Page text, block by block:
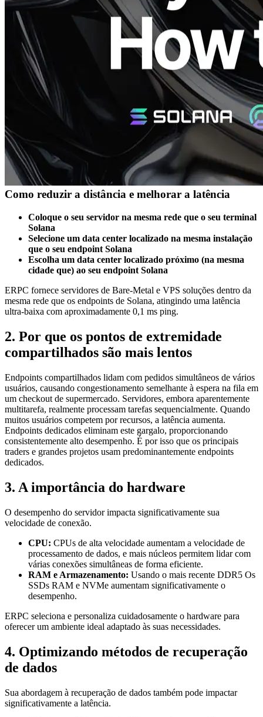
1. Distância é o Culprit Principal
Embora a internet possa parecer instantânea, a distância física
impacta significativamente a latência.
Os dados viajam entre servidores e seu dispositivo através de cabos
físicos ou redes sem fio, muito parecido com carros que viajam em
estradas. Mesmo com fibra óptica de alta velocidade, o aumento da
distância leva inevitavelmente a maior latência e perda potencial de
As empresas financeiras frequentemente reduzem as distâncias
dentro dos data centers até centímetros para aumentar o
desempenho, demonstrando a proximidade crucial. A opinião dos
nossos clientes indica que, embora um "ping de 10ms" possa
parecer rápido, qualquer coisa acima de "ping 1ms" é geralmente
considerada insuficiente para aplicações práticas.
Como reduzir a distância e melhorar a latência
Coloque o seu servidor na mesma rede que o seu terminal
Solana
Selecione um data center localizado na mesma instalação
que o seu endpoint Solana
Escolha um data center localizado próximo (na mesma
cidade que) ao seu endpoint Solana
ERPC fornece servidores de Bare-Metal e VPS soluções dentro da
mesma rede que os endpoints de Solana, atingindo uma latência
ultra-baixa com aproximadamente 0,1 ms ping.
2. Por que os pontos de extremidade
compartilhados são mais lentos
Endpoints compartilhados lidam com pedidos simultâneos de vários
usuários, causando congestionamento semelhante à espera na fila em
um checkout de supermercado. Servidores, embora aparentemente
multitarefa, realmente processam tarefas sequencialmente. Quando
muitos usuários competem por recursos, a latência aumenta.
Endpoints dedicados eliminam este gargalo, proporcionando
consistentemente alto desempenho. É por isso que os principais
traders e grandes projetos usam predominantemente endpoints
dedicados.
3. A importância do hardware
O desempenho do servidor impacta significativamente sua
velocidade de conexão.
CPU: CPUs de alta velocidade aumentam a velocidade de
processamento de dados, e mais núcleos permitem lidar com
várias conexões simultâneas de forma eficiente.
RAM e Armazenamento: Usando o mais recente DDR5 Os
SSDs RAM e NVMe aumentam significativamente o
desempenho.
ERPC seleciona e personaliza cuidadosamente o hardware para
oferecer um ambiente ideal adaptado às suas necessidades.
4. Optimizando métodos de recuperação
de dados
Sua abordagem à recuperação de dados também pode impactar
significativamente a latência.